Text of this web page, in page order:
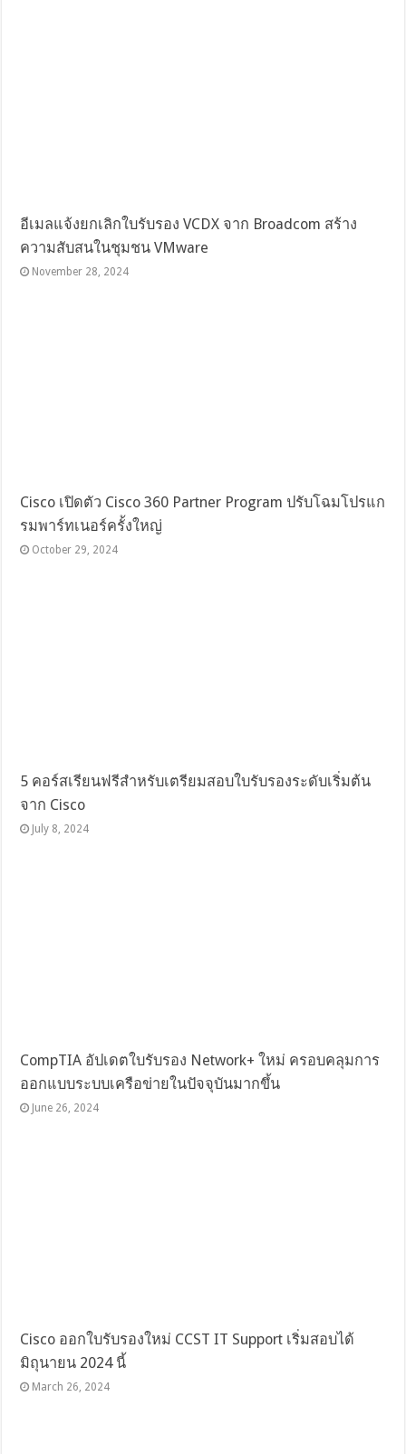
อีเมลแจ้งยกเลิกใบรับรอง VCDX จาก Broadcom สร้าง
ความสับสนในชุมชน VMware
November 28, 2024
Cisco เปิดตัว Cisco 360 Partner Program ปรับโฉมโปรแก
รมพาร์ทเนอร์ครั้งใหญ่
October 29, 2024
5 คอร์สเรียนฟรีสำหรับเตรียมสอบใบรับรองระดับเริ่มต้น
จาก Cisco
July 8, 2024
CompTIA อัปเดตใบรับรอง Network+ ใหม่ ครอบคลุมการ
ออกแบบระบบเครือข่ายในปัจจุบันมากขึ้น
June 26, 2024
Cisco ออกใบรับรองใหม่ CCST IT Support เริ่มสอบได้
มิถุนายน 2024 นี้
March 26, 2024